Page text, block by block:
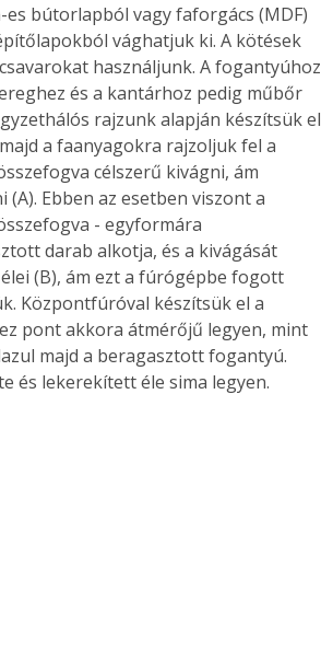
es bútorlapból vagy faforgács (MDF)
vághatjuk ki. A kötések
használjunk. A fogantyúhoz
és a kantárhoz pedig műbőr
rajzunk alapján készítsük el
a faanyagokra rajzoljuk fel a
célszerű kivágni, ám
Ebben az esetben viszont a
- egyformára
darab alkotja, és a kivágását
(B), ám ezt a fúrógépbe fogott
Központfúróval készítsük el a
pont akkora átmérőjű legyen, mint
majd a beragasztott fogantyú.
és lekerekített éle sima legyen.